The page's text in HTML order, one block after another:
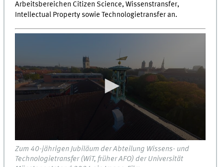
Arbeitsbereichen Citizen Science, Wissenstransfer,
Intellectual Property sowie Technologietransfer an.
seconds
of
Zum 40-jährigen Jubiläum der Abteilung Wissens- und
Technologietransfer (WiT, früher AFO) der Universität